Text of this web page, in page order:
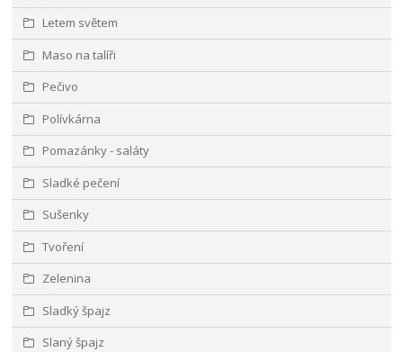
Letem světem
Maso na talíři
Pečivo
Polívkárna
Pomazánky - saláty
Sladké pečení
Sušenky
Tvoření
Zelenina
Sladký špajz
Slaný špajz